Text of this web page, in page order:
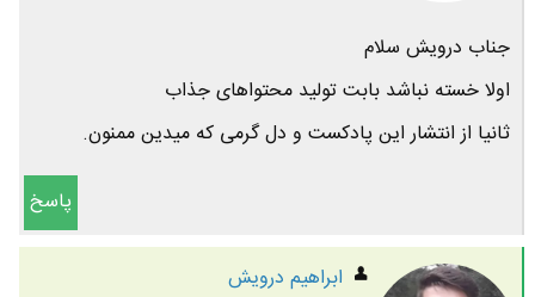
جناب درویش سلام
اولا خسته نباشد بابت تولید محتواهای جذاب
ثانیا از انتشار این پادکست و دل گرمی که میدین ممنون.
پاسخ
ابراهیم درویش